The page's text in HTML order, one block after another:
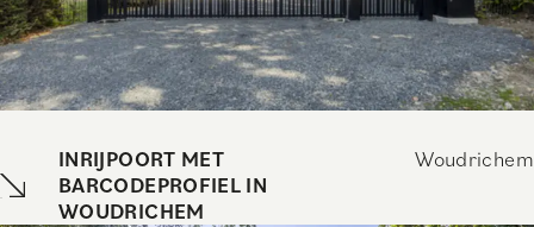
Woudrichem
INRIJPOORT MET
BARCODEPROFIEL IN
WOUDRICHEM